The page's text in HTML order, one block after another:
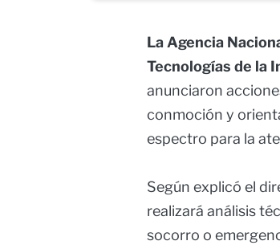
La Agencia
Tecnologías de la
anunciaron
conmoción y
espectro para la
Según explicó el
realizará análisis
socorro o